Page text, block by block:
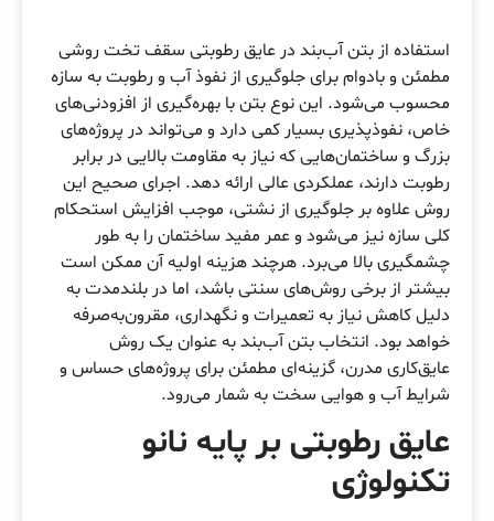
استفاده از بتن آب‌بند در عایق‌ رطوبتی سقف تخت روشی
مطمئن و بادوام برای جلوگیری از نفوذ آب و رطوبت به سازه
محسوب می‌شود. این نوع بتن با بهره‌گیری از افزودنی‌های
خاص، نفوذپذیری بسیار کمی دارد و می‌تواند در پروژه‌های
بزرگ و ساختمان‌هایی که نیاز به مقاومت بالایی در برابر
رطوبت دارند، عملکردی عالی ارائه دهد. اجرای صحیح این
روش علاوه بر جلوگیری از نشتی، موجب افزایش استحکام
کلی سازه نیز می‌شود و عمر مفید ساختمان را به طور
چشمگیری بالا می‌برد. هرچند هزینه اولیه آن ممکن است
بیشتر از برخی روش‌های سنتی باشد، اما در بلندمدت به
دلیل کاهش نیاز به تعمیرات و نگهداری، مقرون‌به‌صرفه
خواهد بود. انتخاب بتن آب‌بند به عنوان یک روش
عایق‌کاری مدرن، گزینه‌ای مطمئن برای پروژه‌های حساس و
شرایط آب و هوایی سخت به شمار می‌رود.
عایق‌ رطوبتی بر پایه نانو
تکنولوژی